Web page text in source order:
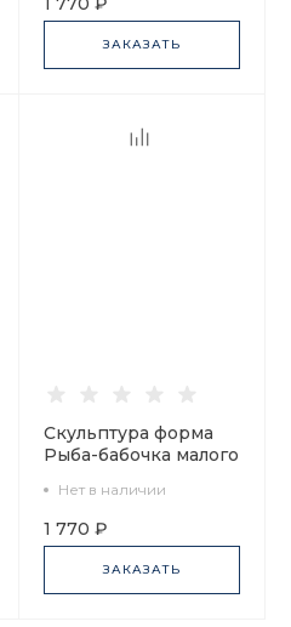
ЗАКАЗАТЬ
Скульптура форма
Рыба-бабочка малого
Желтый, арт.
82.50095.00.1
Нет в наличии
1 770 ₽
ЗАКАЗАТЬ